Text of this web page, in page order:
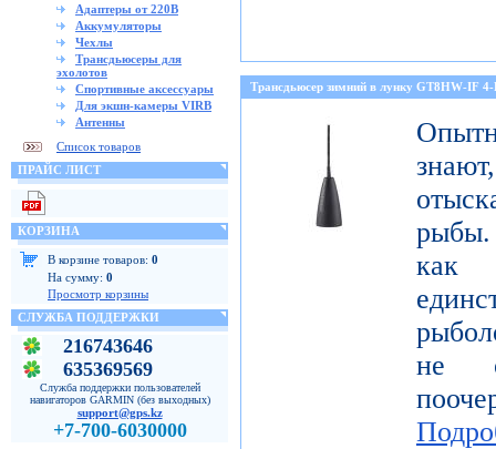
Адаптеры от 220В
Аккумуляторы
Чехлы
Трансдьюсеры для
эхолотов
Спортивные аксессуары
Для экшн-камеры VIRB
Антенны
Список товаров
ПРАЙС ЛИСТ
КОРЗИНА
В корзине товаров: 0
На сумму: 0
Просмотр корзины
СЛУЖБА ПОДДЕРЖКИ
216743646
635369569
Служба поддержки пользователей
навигаторов GARMIN (без выходных)
support@gps.kz
+7-700-6030000
Трансдьюсер зимний в лунку GT8HW-IF
как
не